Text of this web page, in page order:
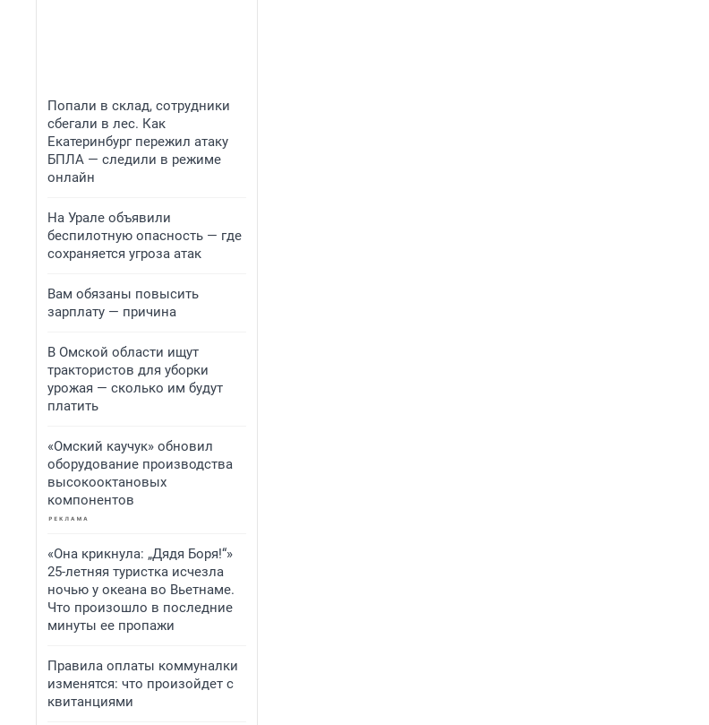
Попали в склад, сотрудники
сбегали в лес. Как
Екатеринбург пережил атаку
БПЛА — следили в режиме
онлайн
На Урале объявили
беспилотную опасность — где
сохраняется угроза атак
Вам обязаны повысить
зарплату — причина
В Омской области ищут
трактористов для уборки
урожая — сколько им будут
платить
«Омский каучук» обновил
оборудование производства
высокооктановых
компонентов
«Она крикнула: „Дядя Боря!“»
25-летняя туристка исчезла
ночью у океана во Вьетнаме.
Что произошло в последние
минуты ее пропажи
Правила оплаты коммуналки
изменятся: что произойдет с
квитанциями